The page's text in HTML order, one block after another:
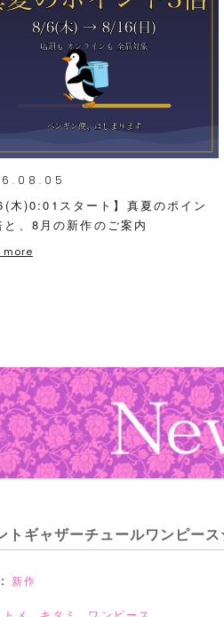
木)0:01スタート】真夏のポイン
と、8月の新作のご案内
more
トギャザーチュールワンピー
新作